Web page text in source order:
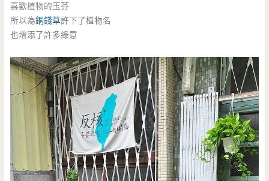
喜歡植物的玉芬
所以為銅錢草許下了植物名
也增添了許多綠意